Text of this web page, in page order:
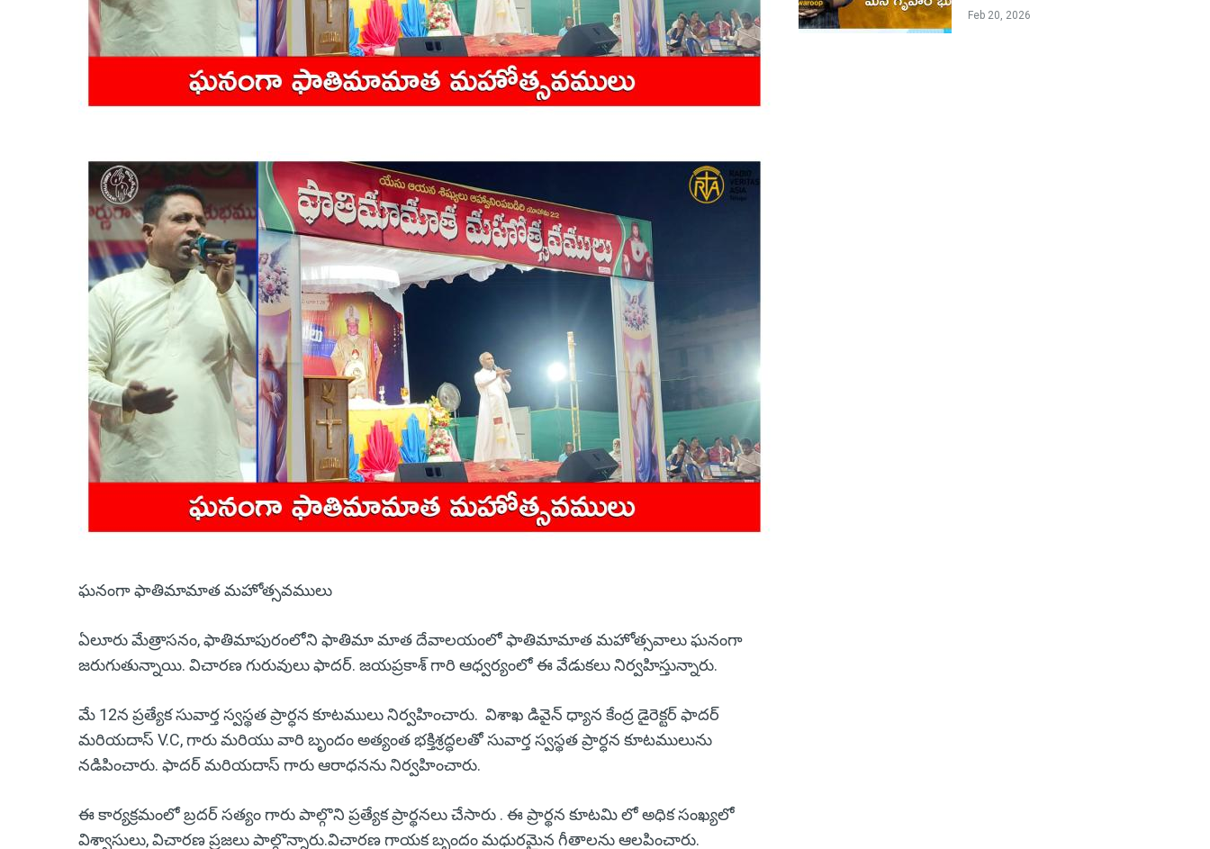
ఘనంగా ఫాతిమామాత మహోత్సవములు
ఏలూరు మేత్రాసనం, ఫాతిమాపురంలోని ఫాతిమా మాత దేవాలయంలో ఫాతిమామాత మహోత్సవాలు ఘనంగా
జరుగుతున్నాయి. విచారణ గురువులు ఫాదర్. జయప్రకాశ్ గారి ఆధ్వర్యంలో ఈ వేడుకలు నిర్వహిస్తున్నారు.
మే 12న ప్రత్యేక సువార్త స్వస్థత ప్రార్ధన కూటములు నిర్వహించారు. విశాఖ డివైన్ ధ్యాన కేంద్ర డైరెక్టర్ ఫాదర్
మరియదాస్ V.C, గారు మరియు వారి బృందం అత్యంత భక్తిశ్రద్ధలతో సువార్త స్వస్థత ప్రార్ధన కూటములును
నడిపించారు. ఫాదర్ మరియదాస్ గారు ఆరాధనను నిర్వహించారు.
ఈ కార్యక్రమంలో బ్రదర్ సత్యం గారు పాల్గొని ప్రత్యేక ప్రార్థనలు చేసారు . ఈ ప్రార్థన కూటమి లో అధిక సంఖ్యలో
విశ్వాసులు, విచారణ ప్రజలు పాల్గొన్నారు.విచారణ గాయక బృందం మధురమైన గీతాలను ఆలపించారు.
Feb 20, 2026